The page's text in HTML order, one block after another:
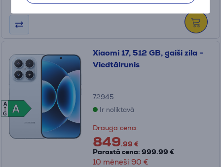
Datu lapa
A
A
A
G
Xiaomi 17, 512 GB, gaiši zila -
Viedtālrunis
72945
Ir noliktavā
Drauga cena:
849.99 €
Parastā cena: 999.99 €
10 mēneši 90 €